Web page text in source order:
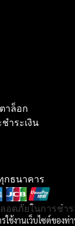
าล็อก
ำระเงิน
กธนาคาร
อดภัยในการชำร
งานเว็บไซต์ของท่